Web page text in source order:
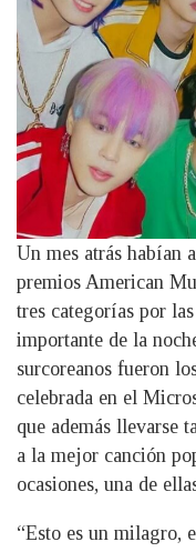
Un mes atrás habían
premios American
tres categorías por
importante de la
surcoreanos fueron
celebrada en el
que además llevarse
a la mejor canción
ocasiones, una de
“Esto es un milagro,